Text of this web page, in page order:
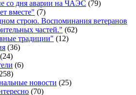
со дня аварии на ЧАЭС (79)
вместе" (7)
строю. Воспоминания ветеранов
частей." (62)
традиции" (12)
(36)
(24)
(6)
новости (25)
(70)